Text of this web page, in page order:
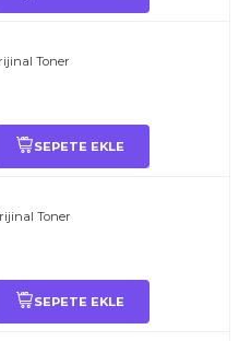
Toner
SEPETE EKLE
Toner
SEPETE EKLE